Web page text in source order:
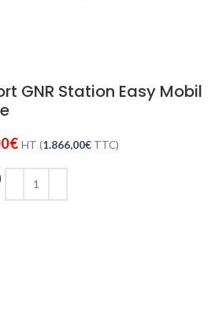
GNR Station Easy Mobil
€ HT (1.866,00€ TTC)